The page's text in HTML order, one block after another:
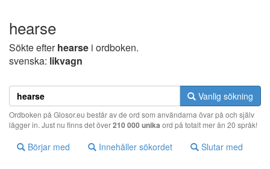
hearse
Sökte efterhearse i ordboken.
svenska: likvagn
Vanlig sökning
Ordboken på Glosor.eu består av de ord som användarna övar på och själv
lägger in. Just nu finns det över210 000 unika ord på totalt mer än 20 språk!
Börjar med Innehåller sökordet Slutar med